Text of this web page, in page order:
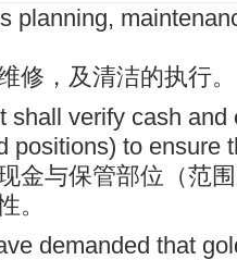
planning,
修，及清洁的执行。
shall verify cash and
positions) to ensure
金与保管部位（范
。
demanded that